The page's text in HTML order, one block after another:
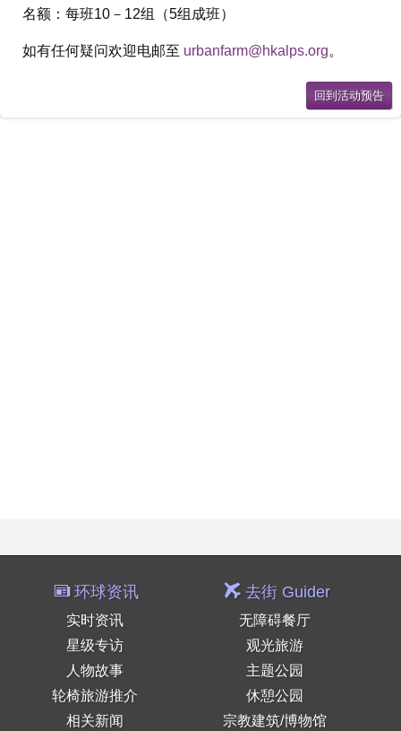
名额：每班10－12组（5组成班）
如有任何疑问欢迎电邮至 urbanfarm@hkalps.org。
环球资讯
实时资讯
星级专访
人物故事
轮椅旅游推介
相关新闻
去街 Guider
无障碍餐厅
观光旅游
主题公园
休憩公园
宗教建筑/博物馆